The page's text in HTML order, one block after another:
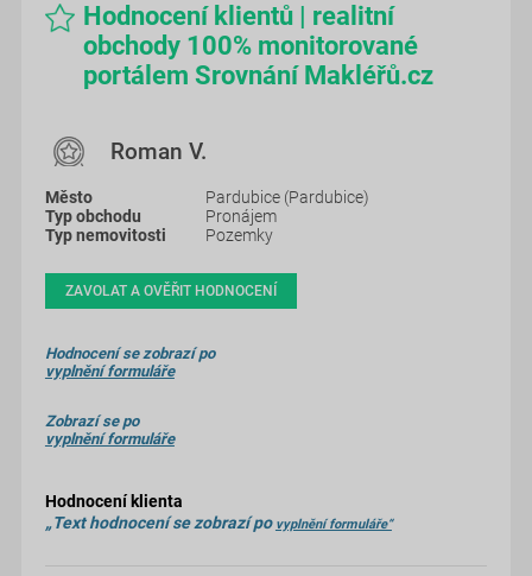
Hodnocení klientů | realitní
obchody 100% monitorované
portálem Srovnání Makléřů.cz
Roman V.
Pardubice (Pardubice)
Pronájem
Pozemky
ZAVOLAT A OVĚŘIT HODNOCENÍ
Hodnocení se zobrazí po
vyplnění formuláře
Zobrazí se po
vyplnění formuláře
Hodnocení klienta
„Text hodnocení se zobrazí po vyplnění formuláře“